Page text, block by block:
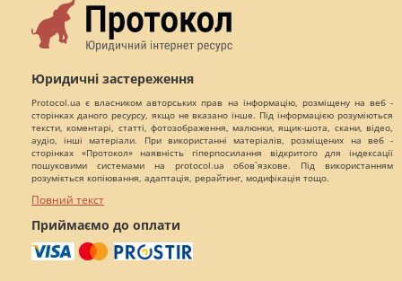
Юридичні застереження
Protocol.ua є власником авторських прав на інформацію, розміщену на веб -
сторінках даного ресурсу, якщо не вказано інше. Під інформацією розуміються
тексти, коментарі, статті, фотозображення, малюнки, ящик-шота, скани, відео,
аудіо, інші матеріали. При використанні матеріалів, розміщених на веб -
сторінках «Протокол» наявність гіперпосилання відкритого для індексації
пошуковими системами на protocol.ua обов`язкове. Під використанням
розуміється копіювання, адаптація, рерайтинг, модифікація тощо.
Повний текст
Приймаємо до оплати